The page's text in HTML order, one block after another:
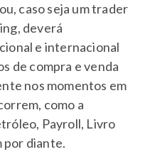
caso seja um trader
deverá
e internacional
de compra e venda
nos momentos em
como a
Payroll, Livro
por diante.